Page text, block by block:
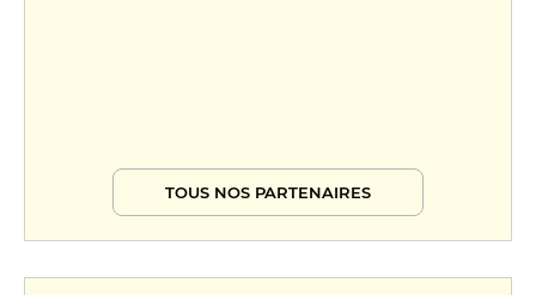
TOUS NOS PARTENAIRES